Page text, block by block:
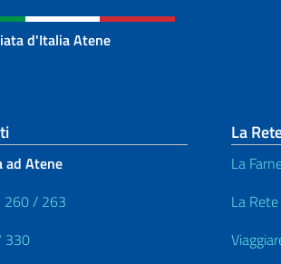
d'Italia Atene
ad Atene
260 / 263
330
La
La
La